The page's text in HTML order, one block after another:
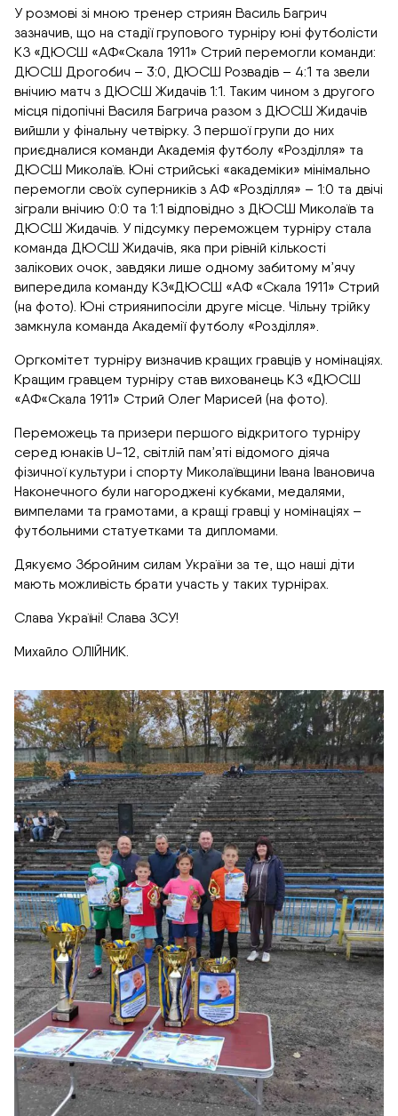
У розмові зі мною тренер стриян Василь Багрич
зазначив, що на стадії групового турніру юні футболісти
КЗ «ДЮСШ «АФ«Скала 1911» Стрий перемогли команди:
ДЮСШ Дрогобич – 3:0, ДЮСШ Розвадів – 4:1 та звели
внічию матч з ДЮСШ Жидачів 1:1. Таким чином з другого
місця підопічні Василя Багрича разом з ДЮСШ Жидачів
вийшли у фінальну четвірку. З першої групи до них
приєдналися команди Академія футболу «Розділля» та
ДЮСШ Миколаїв. Юні стрийські «академіки» мінімально
перемогли своїх суперників з АФ «Розділля» – 1:0 та двічі
зіграли внічию 0:0 та 1:1 відповідно з ДЮСШ Миколаїв та
ДЮСШ Жидачів. У підсумку переможцем турніру стала
команда ДЮСШ Жидачів, яка при рівній кількості
залікових очок, завдяки лише одному забитому м’ячу
випередила команду КЗ«ДЮСШ «АФ «Скала 1911» Стрий
(на фото). Юні стриянипосіли друге місце. Чільну трійку
замкнула команда Академії футболу «Розділля».
Оргкомітет турніру визначив кращих гравців у номінаціях.
Кращим гравцем турніру став вихованець КЗ «ДЮСШ
«АФ«Скала 1911» Стрий Олег Марисей (на фото).
Переможець та призери першого відкритого турніру
серед юнаків U-12, світлій пам’яті відомого діяча
фізичної культури і спорту Миколаївщини Івана Івановича
Наконечного були нагороджені кубками, медалями,
вимпелами та грамотами, а кращі гравці у номінаціях –
футбольними статуетками та дипломами.
Дякуємо Збройним силам України за те, що наші діти
мають можливість брати участь у таких турнірах.
Слава Україні! Слава ЗСУ!
Михайло ОЛІЙНИК.